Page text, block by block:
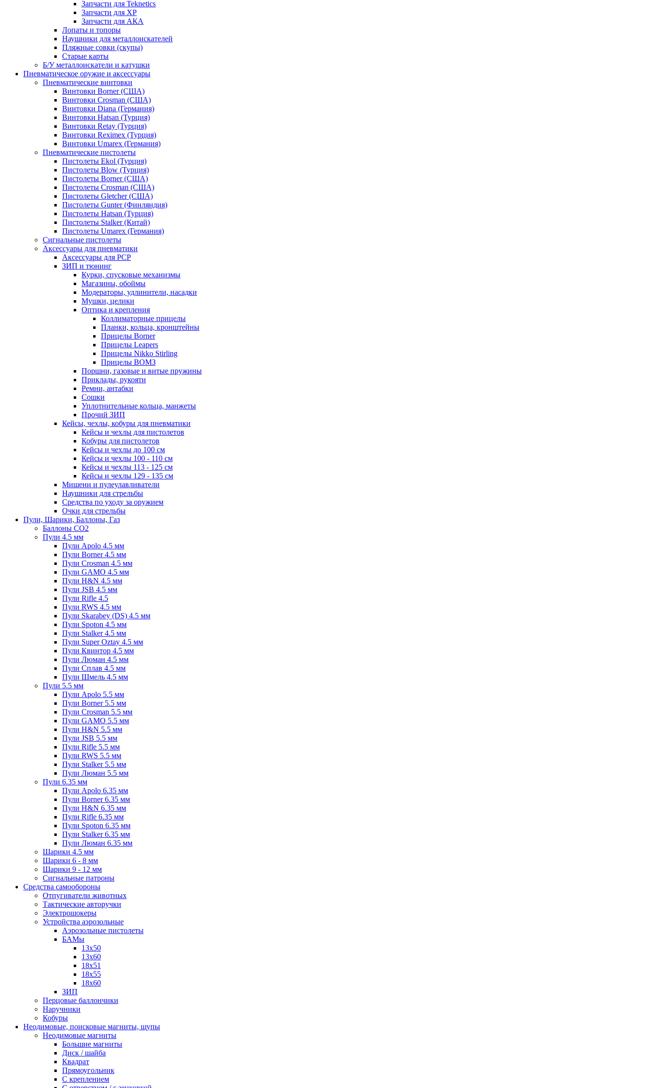
Запчасти для Teknetics
Запчасти для XP
Запчасти для АКА
Лопаты и топоры
Наушники для металлоискателей
Пляжные совки (скупы)
Старые карты
Б/У металлоискатели и катушки
Пневматическое оружие и аксессуары
Пневматические винтовки
Винтовки Borner (США)
Винтовки Crosman (США)
Винтовки Diana (Германия)
Винтовки Hatsan (Турция)
Винтовки Retay (Турция)
Винтовки Reximex (Турция)
Винтовки Umarex (Германия)
Пневматические пистолеты
Пистолеты Ekol (Турция)
Пистолеты Blow (Турция)
Пистолеты Borner (США)
Пистолеты Crosman (США)
Пистолеты Gletcher (США)
Пистолеты Gunter (Финляндия)
Пистолеты Hatsan (Турция)
Пистолеты Stalker (Китай)
Пистолеты Umarex (Германия)
Сигнальные пистолеты
Аксессуары для пневматики
Аксессуары для PCP
ЗИП и тюнинг
Курки, спусковые механизмы
Магазины, обоймы
Модераторы, удлинители, насадки
Мушки, целики
Оптика и крепления
Коллиматорные прицелы
Планки, кольца, кронштейны
Прицелы Borner
Прицелы Leapers
Прицелы Nikko Stirling
Прицелы ВОМЗ
Поршни, газовые и витые пружины
Приклады, рукояти
Ремни, антабки
Сошки
Уплотнительные кольца, манжеты
Прочий ЗИП
Кейсы, чехлы, кобуры для пневматики
Кейсы и чехлы для пистолетов
Кобуры для пистолетов
Кейсы и чехлы до 100 см
Кейсы и чехлы 100 - 110 см
Кейсы и чехлы 113 - 125 см
Кейсы и чехлы 129 - 135 см
Мишени и пулеулавливатели
Наушники для стрельбы
Средства по уходу за оружием
Очки для стрельбы
Пули, Шарики, Баллоны, Газ
Баллоны CO2
Пули 4.5 мм
Пули Apolo 4.5 мм
Пули Borner 4.5 мм
Пули Crosman 4.5 мм
Пули GAMO 4.5 мм
Пули H&N 4.5 мм
Пули JSB 4.5 мм
Пули Rifle 4.5
Пули RWS 4.5 мм
Пули Skarabey (DS) 4.5 мм
Пули Spoton 4.5 мм
Пули Stalker 4.5 мм
Пули Super Oztay 4.5 мм
Пули Квинтор 4.5 мм
Пули Люман 4.5 мм
Пули Сплав 4.5 мм
Пули Шмель 4.5 мм
Пули 5.5 мм
Пули Apolo 5.5 мм
Пули Borner 5.5 мм
Пули Crosman 5.5 мм
Пули GAMO 5.5 мм
Пули H&N 5.5 мм
Пули JSB 5.5 мм
Пули Rifle 5.5 мм
Пули RWS 5.5 мм
Пули Stalker 5.5 мм
Пули Люман 5.5 мм
Пули 6.35 мм
Пули Apolo 6.35 мм
Пули Borner 6.35 мм
Пули H&N 6.35 мм
Пули Rifle 6.35 мм
Пули Spoton 6.35 мм
Пули Stalker 6.35 мм
Пули Люман 6.35 мм
Шарики 4.5 мм
Шарики 6 - 8 мм
Шарики 9 - 12 мм
Сигнальные патроны
Средства самообороны
Отпугиватели животных
Тактические авторучки
Электрошокеры
Устройства аэрозольные
Аэрозольные пистолеты
БАМы
13х50
13х60
18х51
18х55
18х60
ЗИП
Перцовые баллончики
Наручники
Кобуры
Неодимовые, поисковые магниты, щупы
Неодимовые магниты
Большие магниты
Диск / шайба
Квадрат
Прямоугольник
С креплением